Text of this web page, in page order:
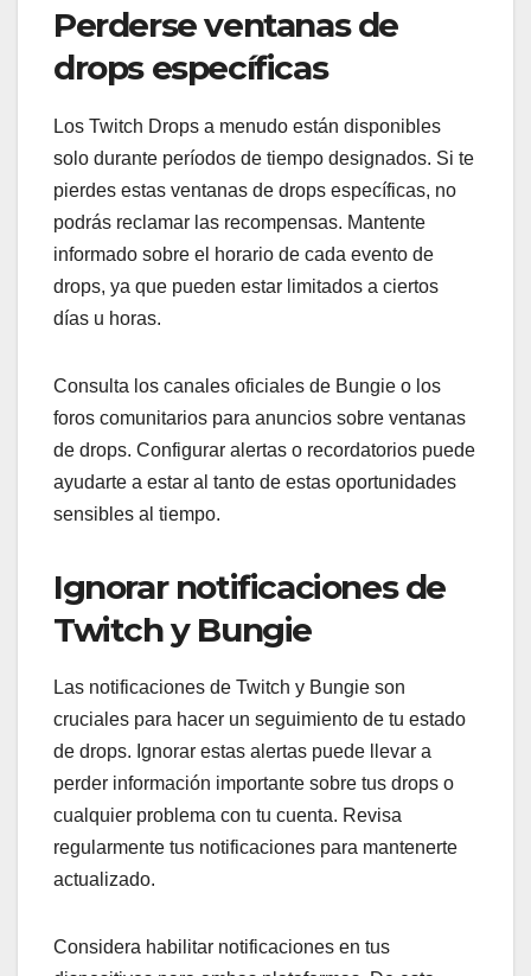
Perderse ventanas de
drops específicas
Los Twitch Drops a menudo están disponibles
solo durante períodos de tiempo designados. Si te
pierdes estas ventanas de drops específicas, no
podrás reclamar las recompensas. Mantente
informado sobre el horario de cada evento de
drops, ya que pueden estar limitados a ciertos
días u horas.
Consulta los canales oficiales de Bungie o los
foros comunitarios para anuncios sobre ventanas
de drops. Configurar alertas o recordatorios puede
ayudarte a estar al tanto de estas oportunidades
sensibles al tiempo.
Ignorar notificaciones de
Twitch y Bungie
Las notificaciones de Twitch y Bungie son
cruciales para hacer un seguimiento de tu estado
de drops. Ignorar estas alertas puede llevar a
perder información importante sobre tus drops o
cualquier problema con tu cuenta. Revisa
regularmente tus notificaciones para mantenerte
actualizado.
Considera habilitar notificaciones en tus